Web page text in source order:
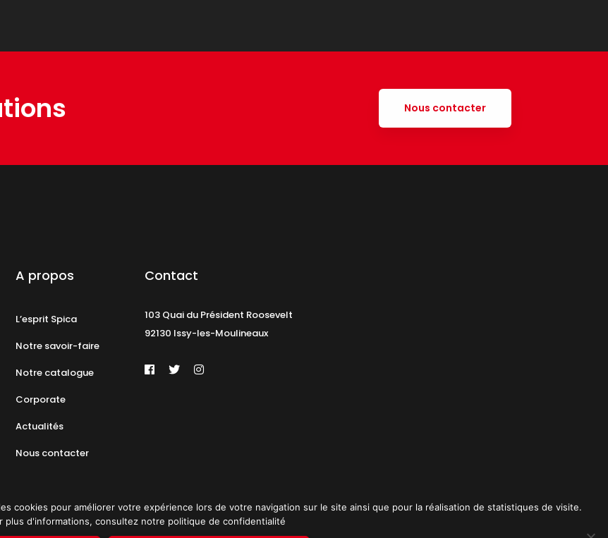
Nous contacter
A propos
L’esprit Spica
Notre savoir-faire
Notre catalogue
Corporate
Actualités
Nous contacter
Contact
103 Quai du Président Roosevelt
92130 Issy-les-Moulineaux
Plan du site © 2019 PATRICK SPICA PRODUCTIONS. Tous droits réservés.
cookies pour améliorer votre expérience lors de votre navigation sur le site ainsi que pour la réalisation de statistiques de visite.
plus d'informations, consultez notre politique de confidentialité